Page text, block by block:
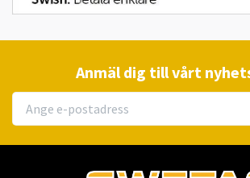
Anmäl dig till vårt